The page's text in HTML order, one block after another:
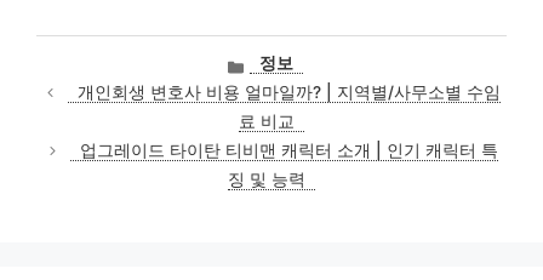
카
테
고
리
정보
개인회생 변호사 비용 얼마일까? | 지역별/사무소별 수임
료 비교
업그레이드 타이탄 티비맨 캐릭터 소개 | 인기 캐릭터 특
징 및 능력